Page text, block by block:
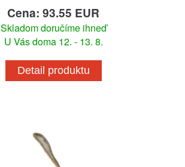
Cena: 93.55 EUR
Skladom doručíme ihneď
U Vás doma 12. - 13. 8.
Detail produktu